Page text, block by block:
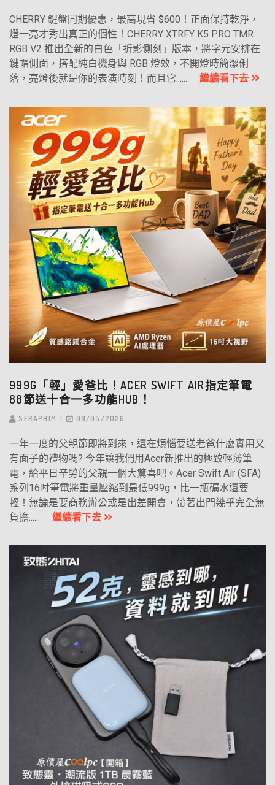
CHERRY 鍵盤同期優惠，最高現省 $600！正面保持乾淨，
燈一亮才秀出真正的個性！CHERRY XTRFY K5 PRO TMR
RGB V2 推出全新的白色「折影側刻」版本，將字元安排在
鍵帽側面，搭配純白機身與 RGB 燈效，不開燈時簡潔俐
落，亮燈後就是你的表演時刻！而且它...... 繼續看下去
999G「輕」愛爸比！ACER SWIFT AIR指定筆電
88節送十合一多功能HUB！
SERAPHIM 08/05/2026
一年一度的父親節即將到來，還在煩惱要送老爸什麼實用又
有面子的禮物嗎? 今年讓我們用Acer新推出的極致輕薄筆
電，給平日辛勞的父親一個大驚喜吧。Acer Swift Air (SFA)
系列16吋筆電將重量壓縮到最低999g，比一瓶礦水還要
輕！無論是要商務辦公或是出差開會，帶著出門幾乎完全無
負擔...... 繼續看下去